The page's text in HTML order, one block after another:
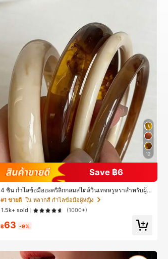
12
Save ฿6
4 ชิ้น กำไลข้อมืออะคริลิกกลมสไตล์วินเทจหรูหราสำหรับผู้ห
ญิง, ดีไซน์เรียบง่ายทันสมัย, เหมาะสำหรับสวมใส่ในชีวิตปร
ะจำวันและโอกาสต่างๆ, ของขวัญสำหรับเธอ
#1 ขายดี ใน หลากสี กำไลข้อมือผู้หญิง
1.5k+ sold
(1000+)
฿63 -9%